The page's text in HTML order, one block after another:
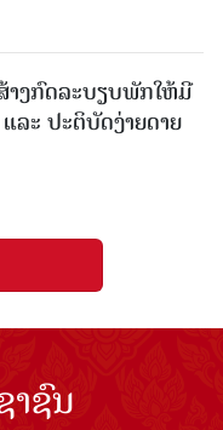
າງກົດລະບຽບພັກໃຫ້ມີ
ລະ ປະຕິບັດງ່າຍດາຍ
ຊົນ